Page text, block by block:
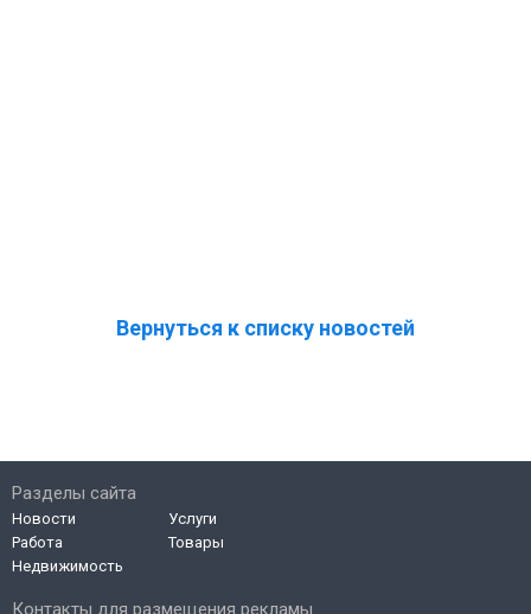
Вернуться к списку новостей
Контакты для размещения рекламы
Разделы сайта
Новости
Работа
Недвижимость
Услуги
Товары